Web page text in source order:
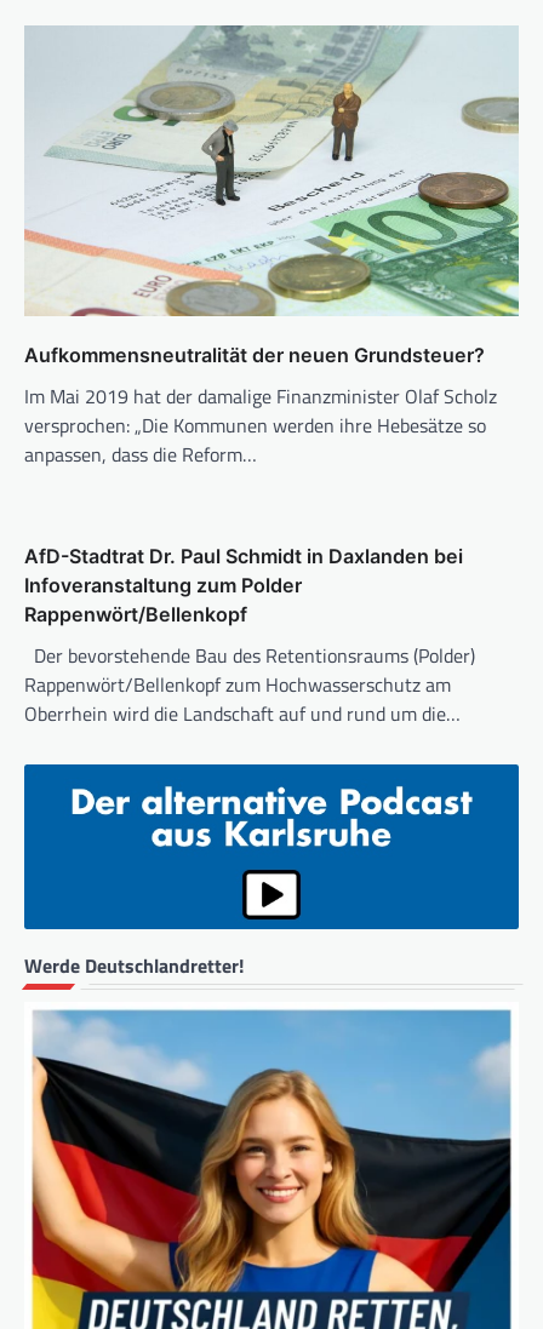
Aufkommensneutralität der neuen Grundsteuer?
Im Mai 2019 hat der damalige Finanzminister Olaf Scholz
versprochen: „Die Kommunen werden ihre Hebesätze so
anpassen, dass die Reform…
AfD-Stadtrat Dr. Paul Schmidt in Daxlanden bei
Infoveranstaltung zum Polder
Rappenwört/Bellenkopf
Der bevorstehende Bau des Retentionsraums (Polder)
Rappenwört/Bellenkopf zum Hochwasserschutz am
Oberrhein wird die Landschaft auf und rund um die…
Werde Deutschlandretter!